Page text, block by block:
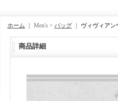
ホーム ｜ Men's > バッグ ヴィヴィアン
商品詳細